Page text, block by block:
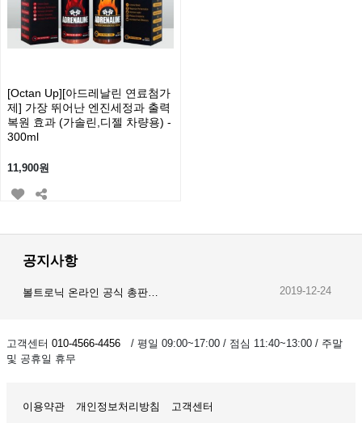
[Octan Up][아드레날린 연료첨가
제] 가장 뛰어난 엔진세정과 출력
복원 효과 (가솔린,디젤 차량용) -
300ml
11,900원
공지사항
볼트로닉 온라인 공식 총판… 2019-12-24
고객센터 010-4566-4456 / 평일 09:00~17:00 / 점심 11:40~13:00 / 주말
및 공휴일 휴무
이용약관 개인정보처리방침 고객센터